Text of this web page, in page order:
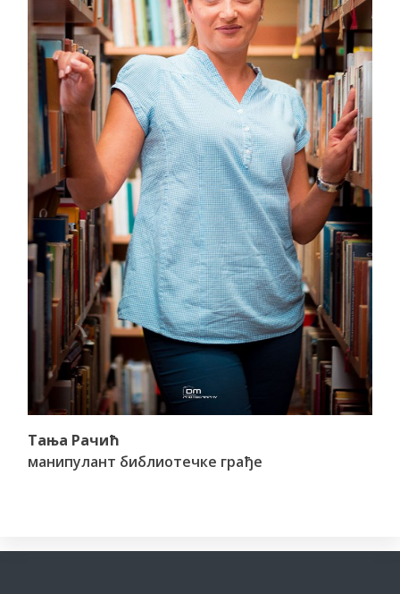
Тања Рачић
манипулант библиотечке грађе